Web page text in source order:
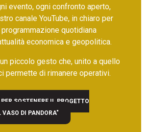
evento, ogni confronto aperto,
canale YouTube, in chiaro per
quotidiana
economica e geopolitica.
piccolo gesto che, unito a quello
permette di rimanere operativi.
SOSTENERE IL PROGETTO
VASO DI PANDORA"